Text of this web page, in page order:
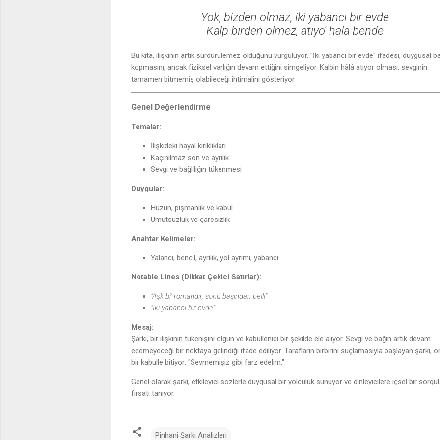
Yok, bizden olmaz, iki yabancı bir evde
Kalp birden ölmez, atıyo' hala bende
Bu kıta, ilişkinin artık sürdürülemez olduğunu vurguluyor. "İki yabancı bir evde" ifadesi, duygusal
kopmasını, ancak fiziksel varlığın devam ettiğini simgeliyor. Kalbin hâlâ atıyor olması, sevginin
tamamen bitmemiş olabileceği ihtimalini gösteriyor.
Genel Değerlendirme
Temalar:
İlişkideki hayal kırıklıkları
Kaçınılmaz son ve ayrılık
Sevgi ve bağlılığın tükenmesi
Duygular:
Hüzün, pişmanlık ve kabul
Umutsuzluk ve çaresizlik
Anahtar Kelimeler:
Yalancı, bencil, ayrılık, yol ayrımı, yabancı
Notable Lines (Dikkat Çekici Satırlar):
"Aşk bi' romandır, sonu başından belli"
"İki yabancı bir evde"
Mesaj:
Şarkı, bir ilişkinin tükenişini olgun ve kabullenici bir şekilde ele alıyor. Sevgi ve bağın artık devam
edemeyeceği bir noktaya gelindiği ifade ediliyor. Tarafların birbirini suçlamasıyla başlayan şarkı,
bir kabulle bitiyor: "Sevmemişiz gibi farz edelim."
Genel olarak şarkı, etkileyici sözlerle duygusal bir yolculuk sunuyor ve dinleyicilere içsel bir
fırsatı tanıyor.
Pinhani Şarkı Analizleri
♩